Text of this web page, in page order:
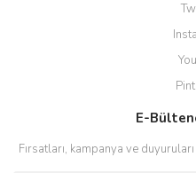
E-
Fırsatları, kampanya ve